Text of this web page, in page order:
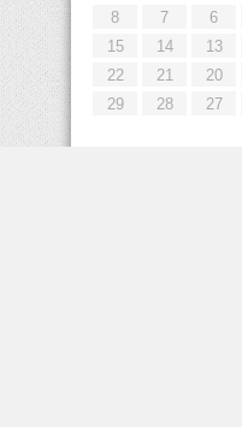
6
7
8
13
14
15
20
21
22
27
28
29